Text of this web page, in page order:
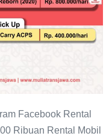
Facebook Rental
Ribuan Rental Mobil